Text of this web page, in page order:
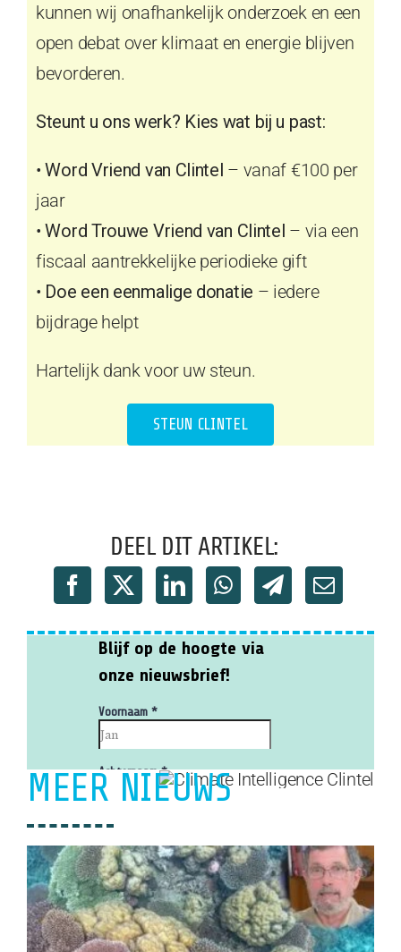
kunnen wij onafhankelijk onderzoek en een
open debat over klimaat en energie blijven
bevorderen.
Steunt u ons werk? Kies wat bij u past:
•Word Vriend van Clintel – vanaf €100 per
jaar
•Word Trouwe Vriend van Clintel – via een
fiscaal aantrekkelijke periodieke gift
• Doe een eenmalige donatie – iedere
bijdrage helpt
Hartelijk dank voor uw steun.
STEUN CLINTEL
DEEL DIT ARTIKEL:
MEER NIEUWS